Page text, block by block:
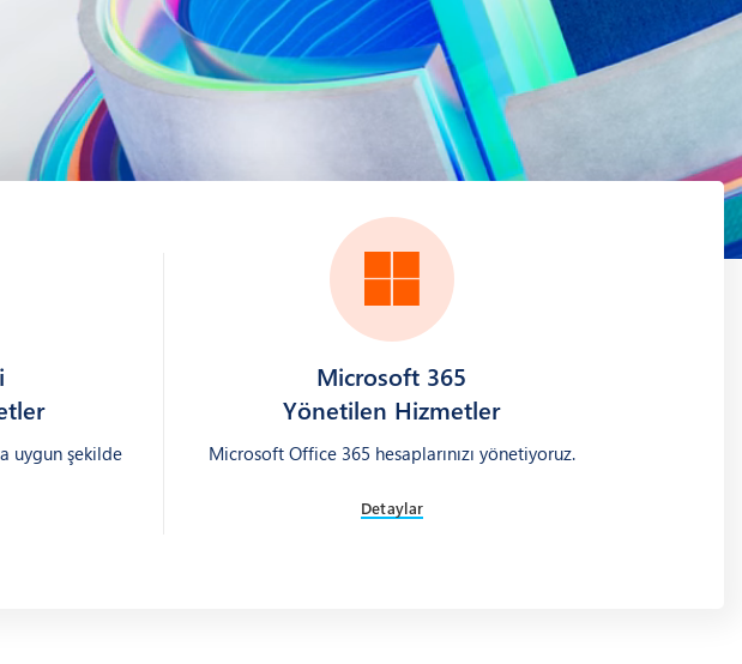
uygun şekilde
Microsoft 365
Yönetilen Hizmetler
Microsoft Office 365 hesaplarınızı yönetiyoruz.
Detaylar